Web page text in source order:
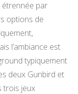
étrennée par
options de
l’ambiance est
typiquement
deux Gunbird et
trois jeux